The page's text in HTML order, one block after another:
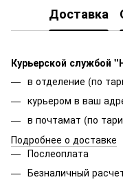
Доставка
Курьерской службой
в отделение (по
курьером в ваш
в почтамат (по
Подробнее о доставке
Послеоплата
Безналичный